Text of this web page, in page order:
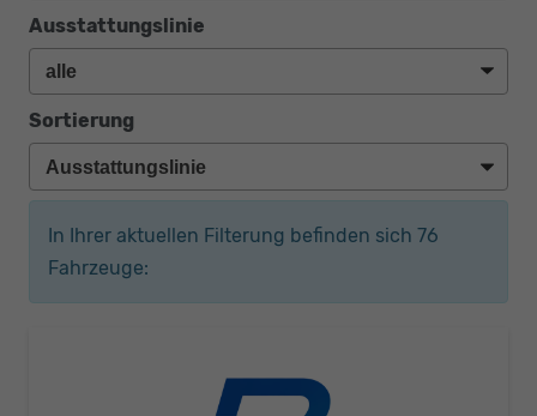
Ausstattungslinie
Sortierung
In Ihrer aktuellen Filterung befinden sich 76
Fahrzeuge: